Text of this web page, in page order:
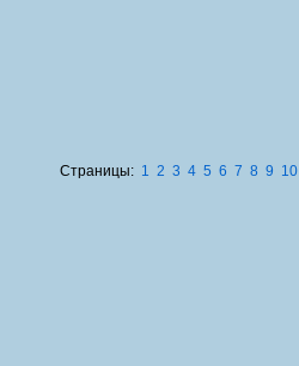
Страницы: 1 2 3 4 5 6 7 8 9 10